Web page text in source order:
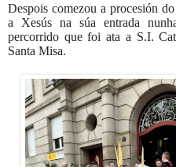
Despois comezou a procesión
a Xesús na súa entrada
percorrido que foi ata a S.I.
Santa Misa.